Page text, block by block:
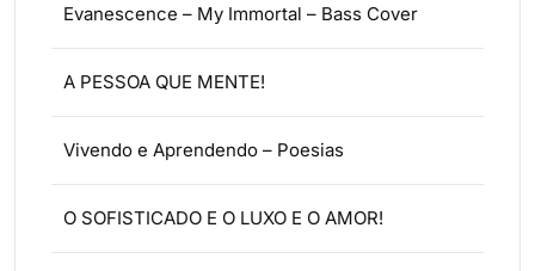
Evanescence – My Immortal – Bass Cover
A PESSOA QUE MENTE!
Vivendo e Aprendendo – Poesias
O SOFISTICADO E O LUXO E O AMOR!